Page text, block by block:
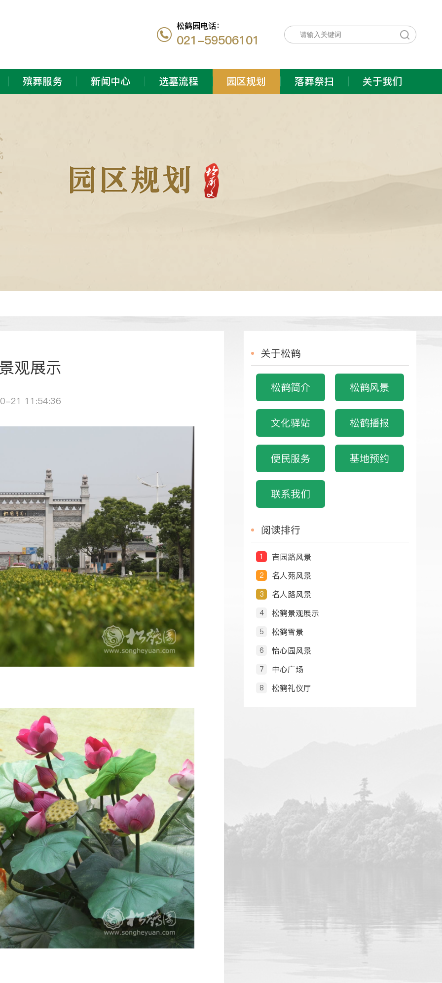
松鹤园电话：
021-59506101
殡葬服务 新闻中心 选墓流程 园区规划 落葬祭扫 关于我们
观展示
21 11:54:36
关于松鹤
松鹤简介 松鹤风景
文化驿站 松鹤播报
便民服务 基地预约
联系我们
阅读排行
1 吉园路风景
2 名人苑风景
3 名人路风景
4 松鹤景观展示
5 松鹤雪景
6 怡心园风景
7 中心广场
8 松鹤礼仪厅